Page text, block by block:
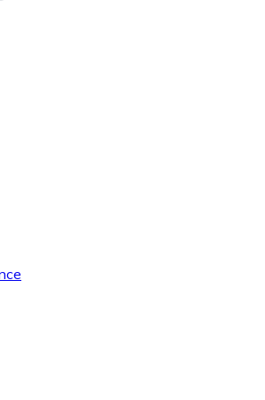
red de distribuidores.
a nuestro ecosistema.